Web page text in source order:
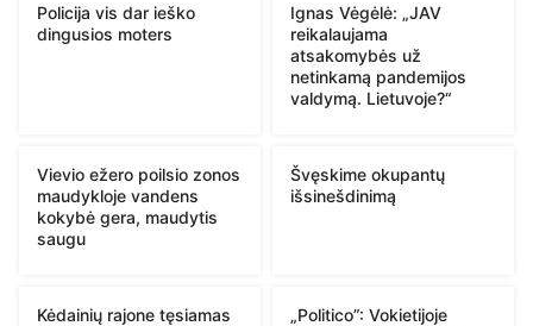
Policija vis dar ieško
dingusios moters
Ignas Vėgėlė: „JAV
reikalaujama
atsakomybės už
netinkamą pandemijos
valdymą. Lietuvoje?“
Vievio ežero poilsio zonos
maudykloje vandens
kokybė gera, maudytis
saugu
Švęskime okupantų
išsinešdinimą
Kėdainių rajone tęsiamas
„Politico”: Vokietijoje